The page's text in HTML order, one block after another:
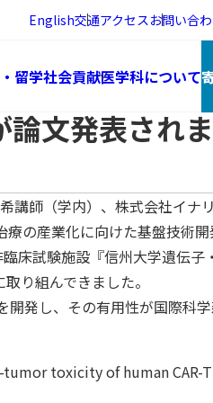
English交通アクセスお問い合
留学社会貢献医学科について
文発表され
師（学内）、株式会社イナ
の産業化に向けた基盤技術
床試験施設『信州大学遺伝子
り組んできました。
発し、その有用性が国際科
toxicity of human CAR-